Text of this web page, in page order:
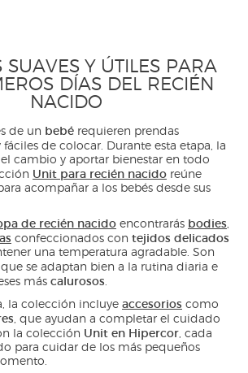
SUAVES Y ÚTILES PARA
DÍAS DEL RECIÉN
NACIDO
de un bebé requieren prendas
fáciles de colocar. Durante esta etapa, la
cambio y aportar bienestar en todo
Unit para recién nacido reúne
acompañar a los bebés desde sus
de recién nacido encontrarás bodies,
confeccionados con tejidos delicados
una temperatura agradable. Son
que se adaptan bien a la rutina diaria e
más calurosos.
la colección incluye accesorios como
, que ayudan a completar el cuidado
la colección Unit en Hipercor , cada
para cuidar de los más pequeños